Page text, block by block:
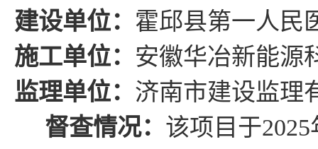
建设单位： 霍邱县第一人民
施工单位： 安徽华冶新能源
监理单位： 济南市建设监理
督查情况： 该项目于2025